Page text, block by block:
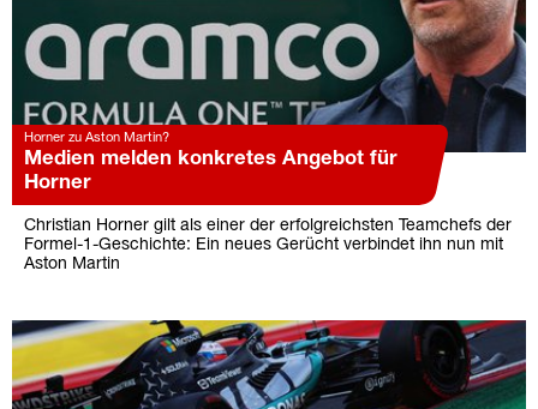
Horner zu Aston Martin?
Medien melden konkretes Angebot für
Horner
Christian Horner gilt als einer der erfolgreichsten Teamchefs der
Formel-1-Geschichte: Ein neues Gerücht verbindet ihn nun mit
Aston Martin